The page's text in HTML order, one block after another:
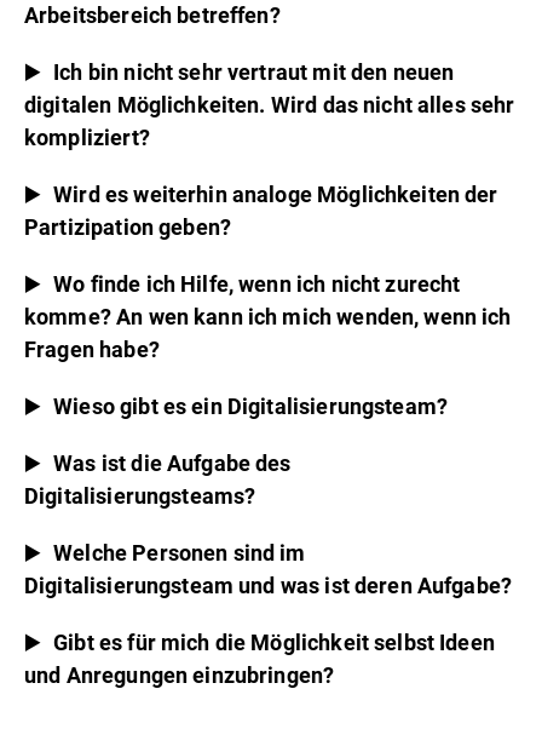
Arbeitsbereich betreffen?
Ich bin nicht sehr vertraut mit den neuen
digitalen Möglichkeiten. Wird das nicht alles sehr
kompliziert?
Wird es weiterhin analoge Möglichkeiten der
Partizipation geben?
Wo finde ich Hilfe, wenn ich nicht zurecht
komme? An wen kann ich mich wenden, wenn ich
Fragen habe?
Wieso gibt es ein Digitalisierungsteam?
Was ist die Aufgabe des
Digitalisierungsteams?
Welche Personen sind im
Digitalisierungsteam und was ist deren Aufgabe?
Gibt es für mich die Möglichkeit selbst Ideen
und Anregungen einzubringen?